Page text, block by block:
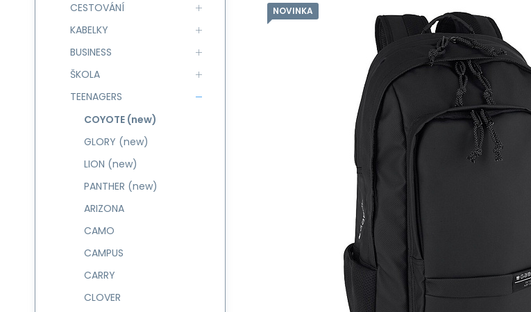
NOVINKA
CESTOVÁNÍ
KABELKY
BUSINESS
ŠKOLA
TEENAGERS
COYOTE (new)
GLORY (new)
LION (new)
PANTHER (new)
ARIZONA
CAMO
CAMPUS
CARRY
CLOVER